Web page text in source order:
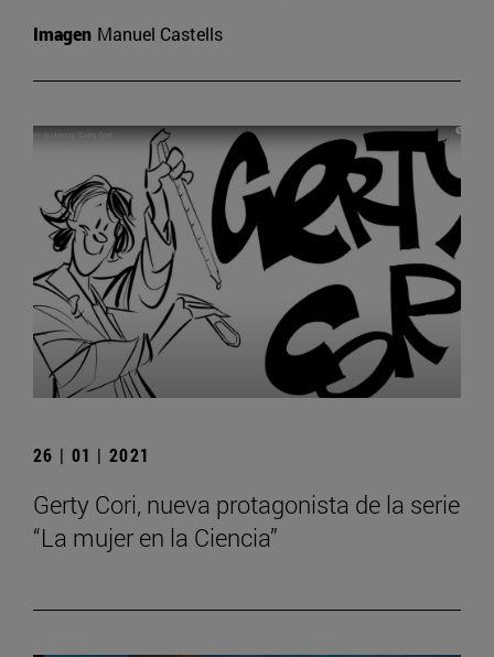
Imagen Manuel Castells
26 | 01 | 2021
Gerty Cori, nueva protagonista de la serie
“La mujer en la Ciencia”